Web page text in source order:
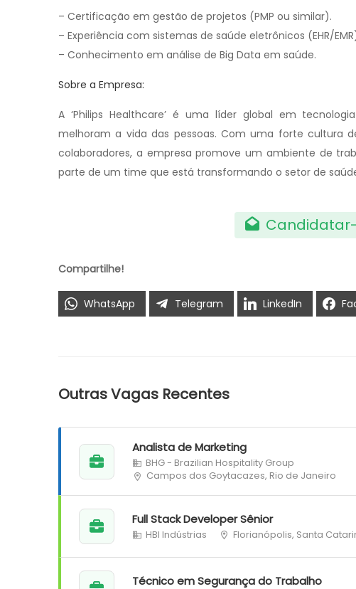
– Certificação em gestão de projetos (PMP ou similar).
– Experiência com sistemas de saúde eletrônicos (EHR/
– Conhecimento em análise de Big Data em saúde.
Sobre a Empresa:
A ‘Philips Healthcare’ é uma líder global em
melhoram a vida das pessoas. Com uma forte cultura
colaboradores, a empresa promove um ambiente de
parte de um time que está transformando o setor de
Compartilhe!
WhatsApp Telegram LinkedIn
Outras Vagas Recentes
Analista de Marketing
BHG - Brazilian Hospitality Group
Campos dos Goytacazes, Rio de Janeiro
Full Stack Developer Sênior
HBI Indústrias Florianópolis, Santa
Técnico em Segurança do Trabalho